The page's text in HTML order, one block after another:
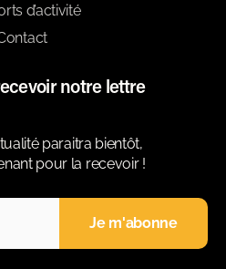
d’activité
notre lettre
paraitra bientôt,
pour la recevoir !